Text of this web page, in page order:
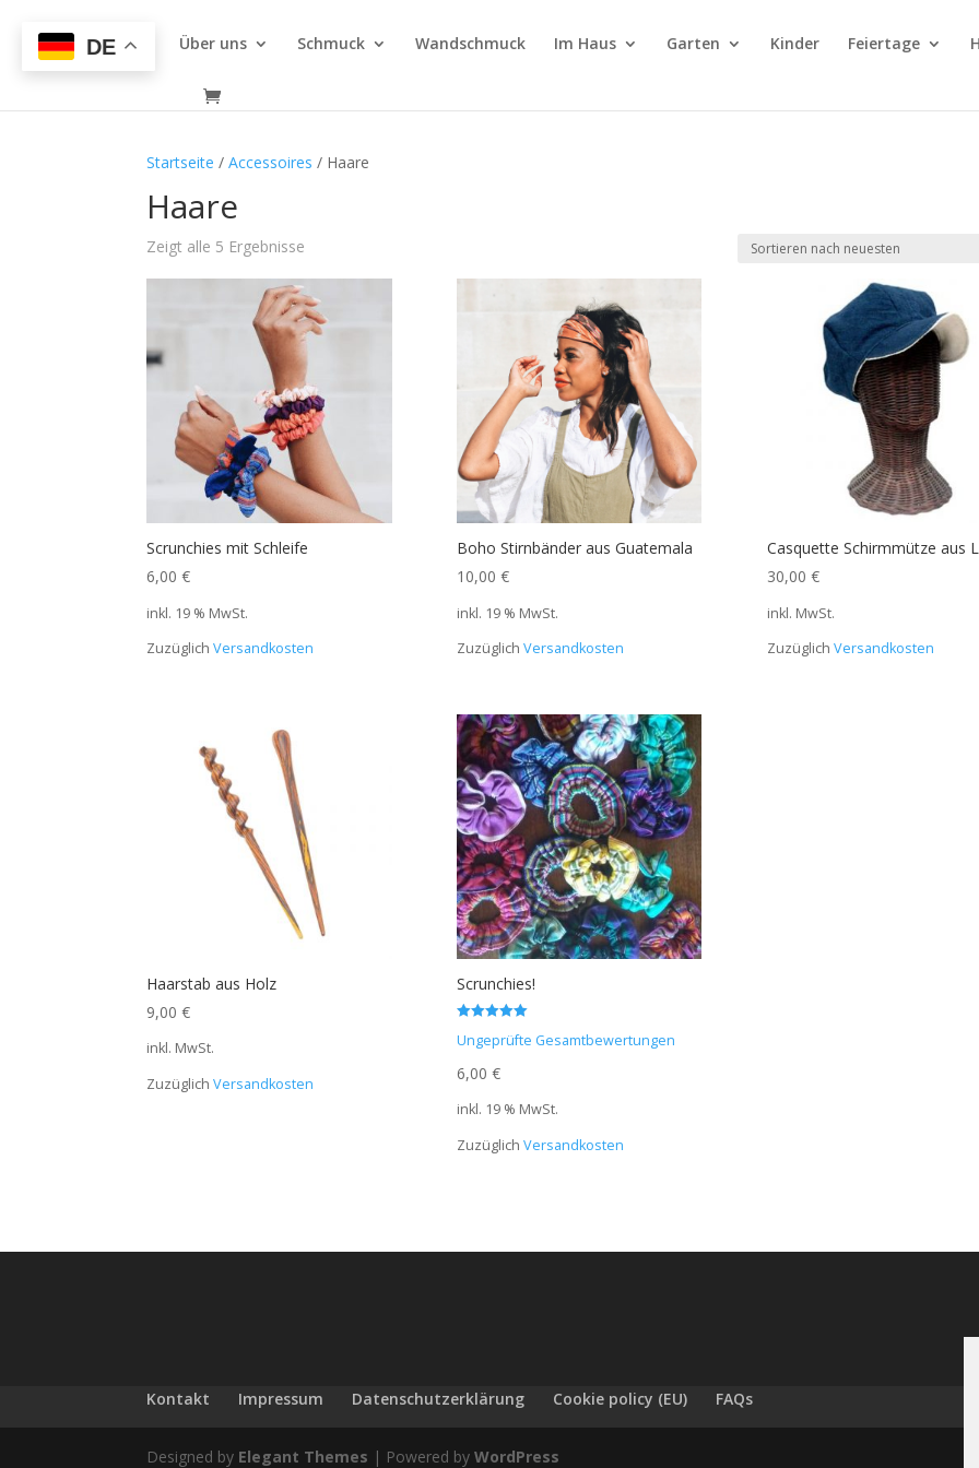
Über uns Schmuck Wandschmuck Im Haus Garten Kinder Feiertage
Startseite /Accessoires / Haare
Haare
Zeigt alle 5 Ergebnisse
Scrunchies mit Schleife
6,00€
inkl. 19 % MwSt.
ZuzüglichVersandkosten
Boho Stirnbänder aus Guatemala
10,00 €
inkl. 19 % MwSt.
Zuzüglich Versandkosten
Casquette Schirmmütze aus
30,00 €
inkl. MwSt.
Zuzüglich Versandkosten
Haarstab aus Holz
9,00€
inkl. MwSt.
ZuzüglichVersandkosten
Scrunchies!
5.00
Ungeprüfte Gesamtbewertungen
6,00 €
inkl. 19 % MwSt.
Zuzüglich Versandkosten
Kontakt Impressum Datenschutzerklärung Cookie policy (EU) FAQs
Designed by Elegant Themes | Powered byWordPress
DE